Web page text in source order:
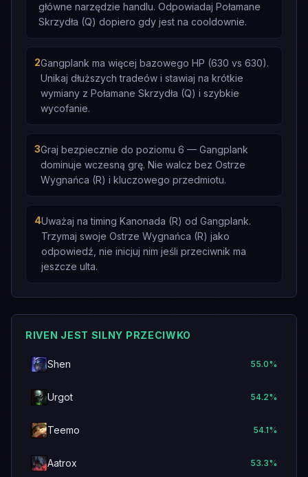
główne narzędzie handlu. Odpowiadaj Połamane
Skrzydła (Q) dopiero gdy jest na cooldownie.
2Gangplank ma więcej bazowego HP (630 vs 630).
Unikaj dłuższych tradeów i stawiaj na krótkie
wymiany z Połamane Skrzydła (Q) i szybkie
wycofanie.
3Graj bezpiecznie do poziomu 6 — Gangplank
dominuje wczesną grę. Nie walcz bez Ostrze
Wygnańca (R) i kluczowego przedmiotu.
4Uważaj na timing Kanonada (R) od Gangplank.
Trzymaj swoje Ostrze Wygnańca (R) jako
odpowiedź, nie inicjuj nim jeśli przeciwnik ma
jeszcze ulta.
RIVEN JEST SILNY PRZECIWKO
Shen 55.0%
Urgot 54.2%
Teemo 54.1%
Aatrox 53.3%